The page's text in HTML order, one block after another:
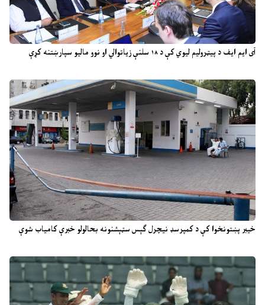
آی ایم ایف د پیټرولیم لیوي کې د ۱۸ سلنې زیاتوالي او نوو مالیو سپارښتنه کړې
خیبر پښتونخوا کې د کمپرسډ نیچرل ګېس سټېشنونه بحالولو خبرې کامیاب شوې